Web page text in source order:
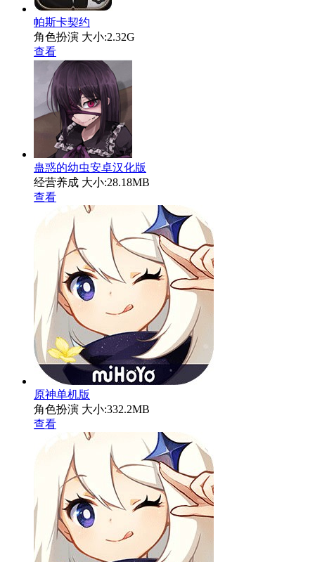
帕斯卡契约
角色扮演 大小:2.32G
查看
蛊惑的幼虫安卓汉化版
经营养成 大小:28.18MB
查看
原神单机版
角色扮演 大小:332.2MB
查看